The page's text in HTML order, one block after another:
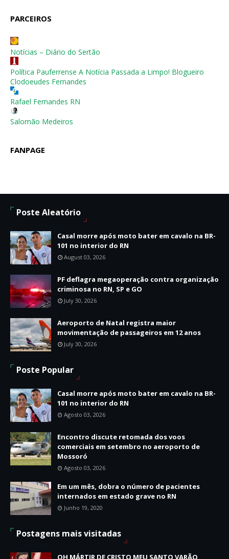
PARCEIROS
Notícias – Diário do Sertão
Política Pauferrense A Notícia Passada a Limpo! Blogueiro
Clodoeudes Fernandes
Rafael Fernandes RN
Salomão Medeiros
FANPAGE
Poste Aleatório
Casal morre após moto bater em cavalo na BR-
101 no interior do RN
August 03, 2026
PF deflagra megaoperação contra organização
criminosa no RN, SP e GO
July 30, 2026
Aeroporto de Natal registra maior
movimentação de passageiros em 12 anos
July 30, 2026
Poste Popular
Casal morre após moto bater em cavalo na BR-
101 no interior do RN
Agosto 03, 2026
Encontro discute retomada dos voos
comerciais em setembro no aeroporto de
Mossoró
Agosto 03, 2026
Em um mês, dobra o número de pacientes
internados em estado grave no RN
Junho 19, 2020
Postagens mais visitadas
OH MÁRTIR DE CRISTO MEU SANTO VARÃO,